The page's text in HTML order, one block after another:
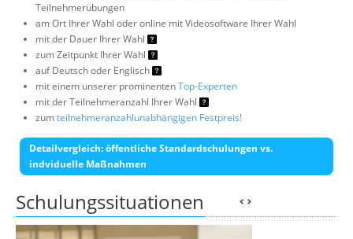
Teilnehmerübungen
am Ort Ihrer Wahl oder online mit Videosoftware Ihrer Wahl
mit der Dauer Ihrer Wahl
zum Zeitpunkt Ihrer Wahl
auf Deutsch oder Englisch
mit einem unserer prominentenTop-Experten
mit der Teilnehmeranzahl Ihrer Wahl
zumteilnehmeranzahlunabhängigen Festpreis!
Detailvergleich: öffentliche Standardschulungen vs.
indviduelle Maßnahmen
Schulungssituationen